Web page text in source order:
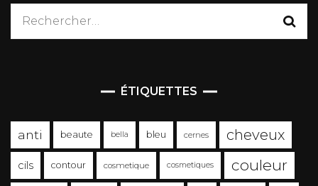
Rechercher :
ÉTIQUETTES
anti beaute bella bleu cernes cheveux
cils contour cosmetique cosmetiques couleur